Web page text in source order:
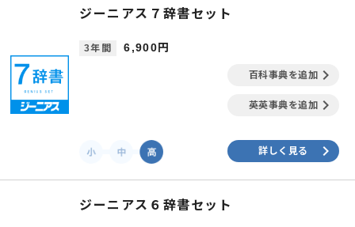
ジーニアス７辞書セット
3年間 6,900円
百科事典を追加keyboard_arrow_right
英英事典を追加keyboard_arrow_right
詳しく見る keyboard_arrow_right
ジーニアス６辞書セット